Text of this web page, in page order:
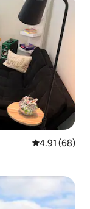
Calificación
4.91 (68)